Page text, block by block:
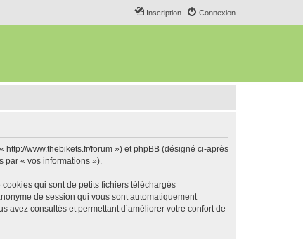
Connexion
Inscription
www.thebikets.fr/forum ») et phpBB (désigné ci-après
par « vos informations »).
qui sont de petits fichiers téléchargés
de session qui vous sont automatiquement
consultés et permettant d’améliorer votre confort de